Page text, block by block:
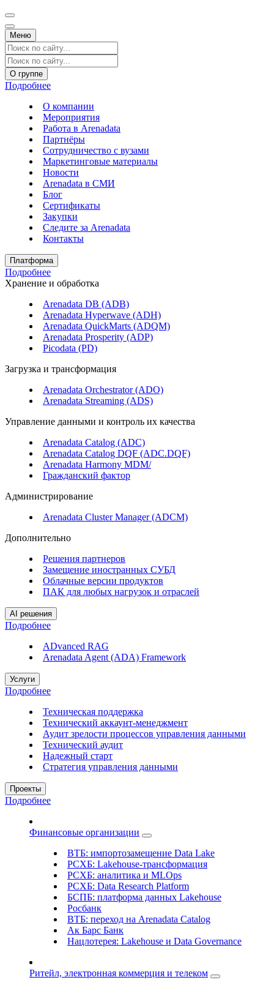
Меню
О группе
Подробнее
О компании
Мероприятия
Работа в Arenadata
Партнёры
Сотрудничество с вузами
Маркетинговые материалы
Новости
Arenadata в СМИ
Блог
Сертификаты
Закупки
Следите за Аrenadata
Контакты
Платформа
Подробнее
Хранение и обработка
Arenadata DB (ADB)
Arenadata Hyperwave (ADH)
Arenadata QuickMarts (ADQM)
Arenadata Prosperity (ADP)
Picodata (PD)
Загрузка и трансформация
Arenadata Orchestrator (ADO)
Arenadata Streaming (ADS)
Управление данными и контроль их качества
Arenadata Catalog (ADC)
Arenadata Catalog DQF (ADС.DQF)
Arenadata Harmony MDM/
Гражданский фактор
Администрирование
Arenadata Cluster Manager (ADCM)
Дополнительно
Решения партнеров
Замещение иностранных СУБД
Облачные версии продуктов
ПАК для любых нагрузок и отраслей
AI решения
Подробнее
ADvanced RAG
Arenadata Agent (ADA) Framework
Услуги
Подробнее
Техническая поддержка
Технический аккаунт-менеджмент
Аудит зрелости процессов управления данными
Технический аудит
Надежный старт
Стратегия управления данными
Проекты
Подробнее
Финансовые организации
ВТБ: импортозамещение Data Lake
РСХБ: Lakehouse-трансформация
РСХБ: аналитика и MLOps
РСХБ: Data Research Platform
БСПБ: платформа данных Lakehouse
Росбанк
ВТБ: переход на Arenadata Catalog
Ак Барс Банк
Нацлотерея: Lakehouse и Data Governance
Ритейл, электронная коммерция и телеком